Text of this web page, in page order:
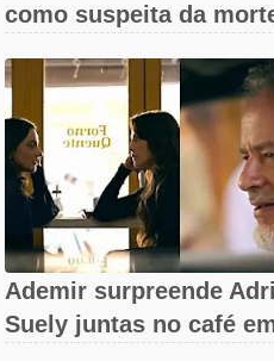
como suspeita da
Ademir surpreende
Suely juntas no café